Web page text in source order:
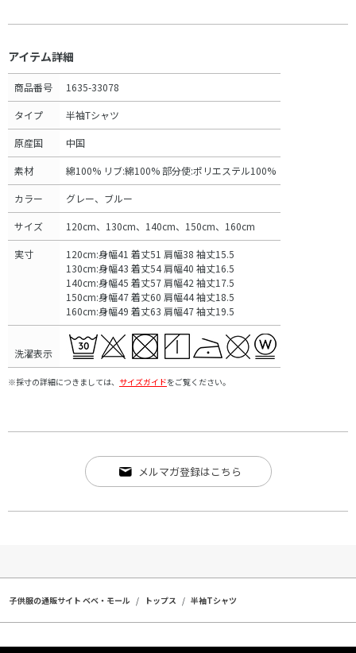
アイテム詳細
商品番号 1635-33078
タイプ 半袖Tシャツ
原産国 中国
素材 綿100% リブ:綿100% 部分使:ポリエステル100%
カラー グレー、ブルー
サイズ 120cm、130cm、140cm、150cm、160cm
実寸
120cm:身幅41 着丈51 肩幅38 袖丈15.5
130cm:身幅43 着丈54 肩幅40 袖丈16.5
140cm:身幅45 着丈57 肩幅42 袖丈17.5
150cm:身幅47 着丈60 肩幅44 袖丈18.5
160cm:身幅49 着丈63 肩幅47 袖丈19.5
洗濯表示
※採寸の詳細につきましては、 サイズガイドをご覧ください。
メルマガ登録はこちら
子供服の通販サイト ベベ・モール トップス 半袖Tシャツ